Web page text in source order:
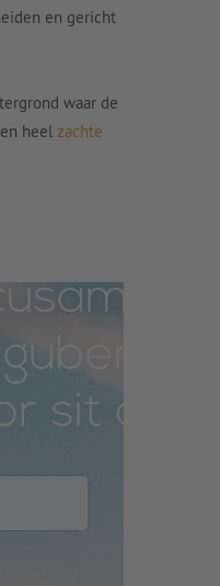
en gericht
waar de
heel zachte